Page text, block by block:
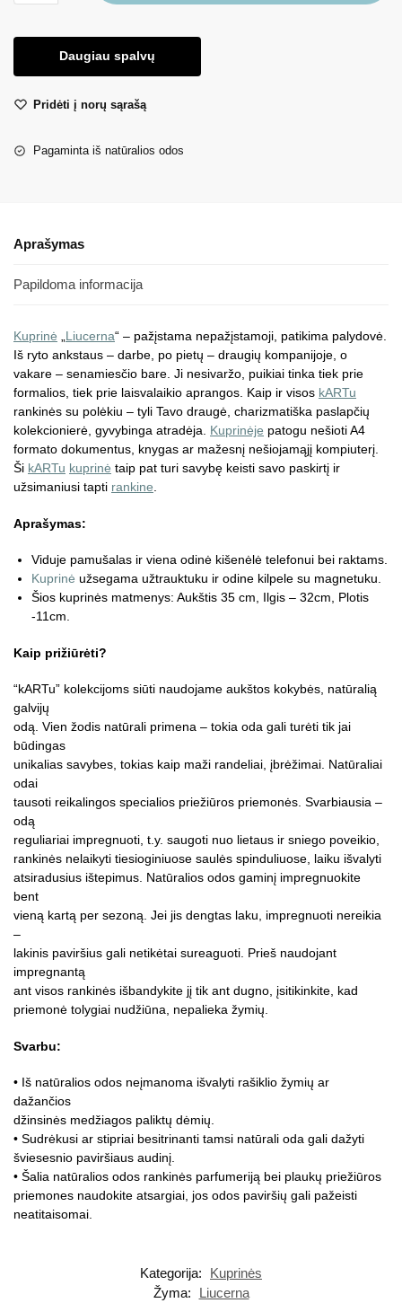
Daugiau spalvų
Pridėti į norų sąrašą
Pagaminta iš natūralios odos
Aprašymas
Papildoma informacija
Kuprinė „Liucerna“ – pažįstama nepažįstamoji, patikima palydovė.
Iš ryto ankstaus – darbe, po pietų – draugių kompanijoje, o
vakare – senamiesčio bare. Ji nesivaržo, puikiai tinka tiek prie
formalios, tiek prie laisvalaikio aprangos. Kaip ir visos kARTu
rankinės su polėkiu – tyli Tavo draugė, charizmatiška paslapčių
kolekcionierė, gyvybinga atradėja. Kuprinėje patogu nešioti A4
formato dokumentus, knygas ar mažesnį nešiojamąjį kompiuterį.
Ši kARTu kuprinė taip pat turi savybę keisti savo paskirtį ir
užsimaniusi tapti rankine.
Aprašymas:
Viduje pamušalas ir viena odinė kišenėlė telefonui bei raktams.
Kuprinė užsegama užtrauktuku ir odine kilpele su magnetuku.
Šios kuprinės matmenys: Aukštis 35 cm, Ilgis – 32cm, Plotis
-11cm.
Kaip prižiūrėti?
“kARTu” kolekcijoms siūti naudojame aukštos kokybės, natūralią
galvijų
odą. Vien žodis natūrali primena – tokia oda gali turėti tik jai
būdingas
unikalias savybes, tokias kaip maži randeliai, įbrėžimai. Natūraliai
odai
tausoti reikalingos specialios priežiūros priemonės. Svarbiausia –
odą
reguliariai impregnuoti, t.y. saugoti nuo lietaus ir sniego poveikio,
rankinės nelaikyti tiesioginiuose saulės spinduliuose, laiku išvalyti
atsiradusius ištepimus. Natūralios odos gaminį impregnuokite
bent
vieną kartą per sezoną. Jei jis dengtas laku, impregnuoti nereikia
–
lakinis paviršius gali netikėtai sureaguoti. Prieš naudojant
impregnantą
ant visos rankinės išbandykite jį tik ant dugno, įsitikinkite, kad
priemonė tolygiai nudžiūna, nepalieka žymių.
Svarbu:
• Iš natūralios odos neįmanoma išvalyti rašiklio žymių ar
dažančios
džinsinės medžiagos paliktų dėmių.
• Sudrėkusi ar stipriai besitrinanti tamsi natūrali oda gali dažyti
šviesesnio paviršiaus audinį.
• Šalia natūralios odos rankinės parfumeriją bei plaukų priežiūros
priemones naudokite atsargiai, jos odos paviršių gali pažeisti
neatitaisomai.
Kategorija:
Kuprinės
Žyma:
Liucerna